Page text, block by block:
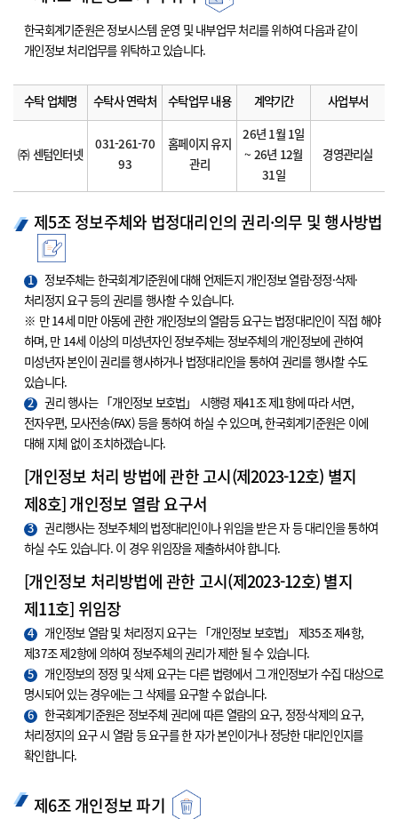
한국회계기준원은 정보시스템 운영 및 내부업무 처리를 위하여 다음과 같이
개인정보 처리업무를 위탁하고 있습니다.
수탁 업체명 수탁사 연락처 수탁업무 내용 계약기간 사업부서
㈜ 센텀인터넷
031-261-70
93
홈페이지 유지
관리
26년 1월 1일
~ 26년 12월
31일
경영관리실
제5조 정보주체와 법정대리인의 권리·의무 및 행사방법
1
정보주체는 한국회계기준원에 대해 언제든지 개인정보 열람·정정·삭제·
처리정지 요구 등의 권리를 행사할 수 있습니다.
※ 만 14세 미만 아동에 관한 개인정보의 열람등 요구는 법정대리인이 직접 해야
하며, 만 14세 이상의 미성년자인 정보주체는 정보주체의 개인정보에 관하여
미성년자 본인이 권리를 행사하거나 법정대리인을 통하여 권리를 행사할 수도
있습니다.
2
권리 행사는 「개인정보 보호법」 시행령 제41조 제1항에 따라 서면,
전자우편, 모사전송(FAX) 등을 통하여 하실 수 있으며, 한국회계기준원은 이에
대해 지체 없이 조치하겠습니다.
[개인정보 처리 방법에 관한 고시(제2023-12호) 별지
제8호] 개인정보 열람 요구서
3
권리행사는 정보주체의 법정대리인이나 위임을 받은 자 등 대리인을 통하여
하실 수도 있습니다. 이 경우 위임장을 제출하셔야 합니다.
[개인정보 처리방법에 관한 고시(제2023-12호) 별지
제11호] 위임장
4
개인정보 열람 및 처리정지 요구는 「개인정보 보호법」 제35조 제4항,
제37조 제2항에 의하여 정보주체의 권리가 제한 될 수 있습니다.
5
개인정보의 정정 및 삭제 요구는 다른 법령에서 그 개인정보가 수집 대상으로
명시되어 있는 경우에는 그 삭제를 요구할 수 없습니다.
6
한국회계기준원은 정보주체 권리에 따른 열람의 요구, 정정·삭제의 요구,
처리정지의 요구 시 열람 등 요구를 한 자가 본인이거나 정당한 대리인인지를
확인합니다.
제6조 개인정보 파기